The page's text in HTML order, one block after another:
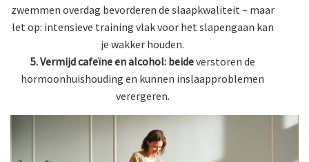
zwemmen overdag bevorderen de slaapkwaliteit – maar
let op: intensieve training vlak voor het slapengaan kan
je wakker houden.
5. Vermijd cafeïne en alcohol: beideverstoren de
hormoonhuishouding en kunnen inslaapproblemen
verergeren.